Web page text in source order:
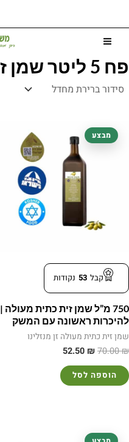
לתוכן
פח 5 ליטר שמן זית
קבל 53 נקודות
מבצע
750 מ”ל שמן זית כתית מעולה |
להיכרות ראשונה עם המשק
שמן זית כתית מעולה זן מנזלינו
70.00₪
המחיר
המקורי
היה:
70.00 ₪.
52.50 ₪
הנוכחי
52.50 ₪.
הוספה לסל
המחיר